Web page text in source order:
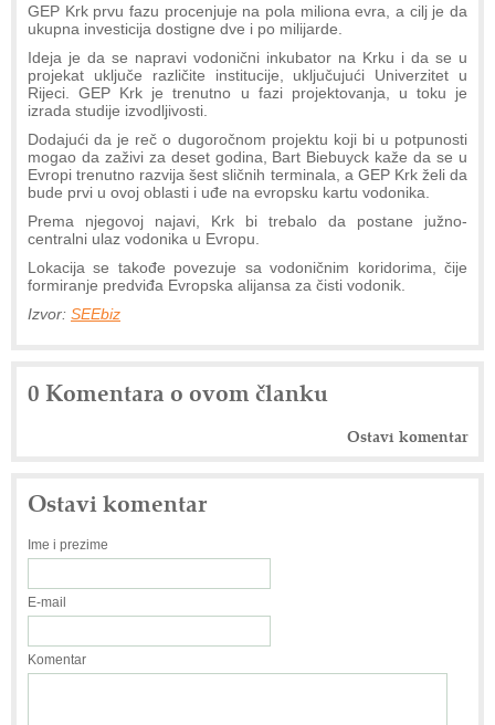
GEP Krk prvu fazu procenjuje na pola miliona evra, a cilj je da
ukupna investicija dostigne dve i po milijarde.
Ideja je da se napravi vodonični inkubator na Krku i da se u
projekat uključe različite institucije, uključujući Univerzitet u
Rijeci. GEP Krk je trenutno u fazi projektovanja, u toku je
izrada studije izvodljivosti.
Dodajući da je reč o dugoročnom projektu koji bi u potpunosti
mogao da zaživi za deset godina, Bart Biebuyck kaže da se u
Evropi trenutno razvija šest sličnih terminala, a GEP Krk želi da
bude prvi u ovoj oblasti i uđe na evropsku kartu vodonika.
Prema njegovoj najavi, Krk bi trebalo da postane južno-
centralni ulaz vodonika u Evropu.
Lokacija se takođe povezuje sa vodoničnim koridorima, čije
formiranje predviđa Evropska alijansa za čisti vodonik.
Izvor: SEEbiz
0 Komentara o ovom članku
Ostavi komentar
Ostavi komentar
Ime i prezime
E-mail
Komentar